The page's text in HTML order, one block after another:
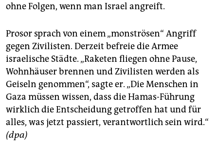
ohne Folgen, wenn man Israel angreift.
Prosor sprach von einem „monströsen“ Angriff
gegen Zivilisten. Derzeit befreie die Armee
israelische Städte. „Raketen fliegen ohne Pause,
Wohnhäuser brennen und Zivilisten werden als
Geiseln genommen“, sagte er. „Die Menschen in
Gaza müssen wissen, dass die Hamas-Führung
wirklich die Entscheidung getroffen hat und für
alles, was jetzt passiert, verantwortlich sein wird.“
(dpa)